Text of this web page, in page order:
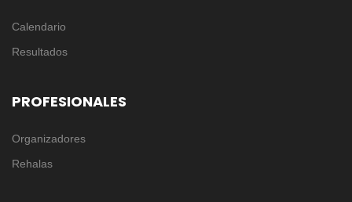
Calendario
Resultados
PROFESIONALES
Organizadores
Rehalas